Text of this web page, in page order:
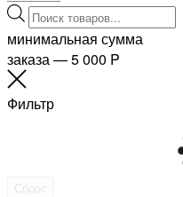
Поиск
товаров
минимальная сумма
заказа — 5 000 P
Фильтр